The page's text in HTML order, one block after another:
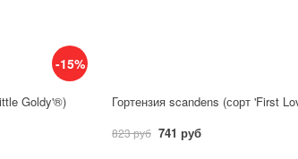
-15%
Goldy'®) Гортензия scandens (сорт 'First
823 руб 741 руб